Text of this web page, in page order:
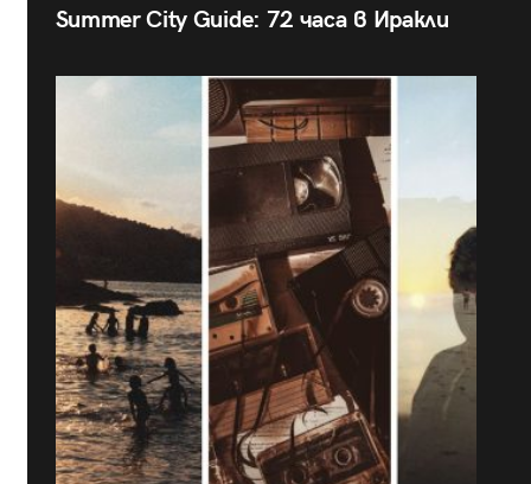
Summer City Guide: 72 часа в Иракли